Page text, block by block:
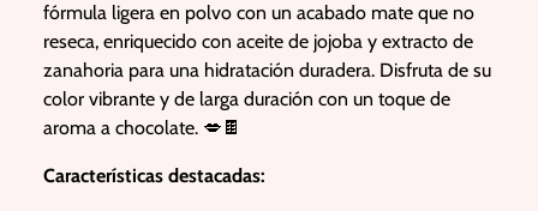
fórmula ligera en polvo con un acabado mate que no
reseca, enriquecido con aceite de jojoba y extracto de
zanahoria para una hidratación duradera. Disfruta de su
color vibrante y de larga duración con un toque de
aroma a chocolate. 💋🍫
Características destacadas: